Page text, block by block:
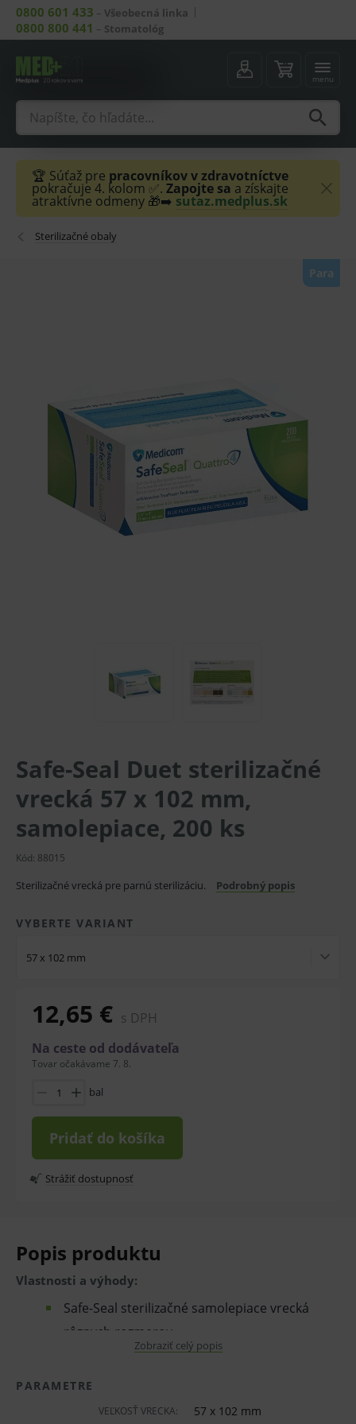
0800 601 433 – Všeobecná linka
0800 800 441 – Stomatológ
menu
🏆 Súťaž pre pracovníkov v zdravotníctve
pokračuje 4. kolom ✅. Zapojte sa a získajte
atraktívne odmeny 🎁➡️ sutaz.medplus.sk
Sterilizačné obaly
Para
Safe-Seal Duet sterilizačné
vrecká 57 x 102 mm,
samolepiace, 200 ks
Kód: 88015
Sterilizačné vrecká pre parnú sterilizáciu. Podrobný popis
VYBERTE VARIANT
57 x 102 mm
12,65 € s DPH
Na ceste od dodávateľa
Tovar očakávame 7. 8.
bal
Pridať do košíka
Strážiť dostupnosť
Popis produktu
Vlastnosti a výhody:
Safe-Seal sterilizačné samolepiace vrecká
rôznych rozmerov
obsahujú externé indikátory reagujúce na
paru a EO sterilizáciu
Zobraziť celý popis
PARAMETRE
VEĽKOSŤ VRECKA: 57 x 102 mm